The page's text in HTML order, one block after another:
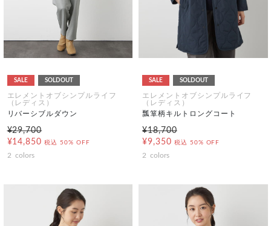
SALE SOLDOUT
エレメントオブシンプルライフ
（レディス）
リバーシブルダウン
¥29,700
¥14,850 税込 50% OFF
2 colors
SALE SOLDOUT
エレメントオブシンプルライフ
（レディス）
瓢箪柄キルトロングコート
¥18,700
¥9,350 税込 50% OFF
2 colors